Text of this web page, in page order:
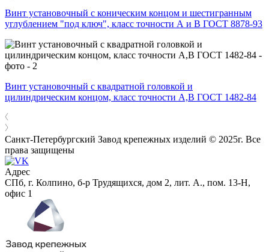
Винт установочный с коническим концом и шестигранным
углублением "под ключ", класс точности А и В ГОСТ 8878-93
Винт установочный с квадратной головкой и
цилиндрическим концом, класс точности А,В ГОСТ 1482-84
Санкт-Петербургский Завод крепежных изделий © 2025г. Все
права защищены
Адрес
СПб, г. Колпино, б-р Трудящихся, дом 2, лит. А., пом. 13-Н,
офис 1